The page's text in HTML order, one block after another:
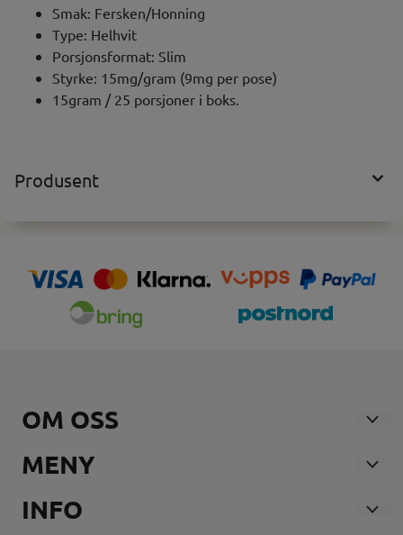
Smak: Fersken/Honning
Type: Helhvit
Porsjonsformat: Slim
Styrke: 15mg/gram (9mg per pose)
15gram / 25 porsjoner i boks.
Produsent
OM OSS
Nosmoke AS
3170 SEM
MENY
Våre Butikker
INFO